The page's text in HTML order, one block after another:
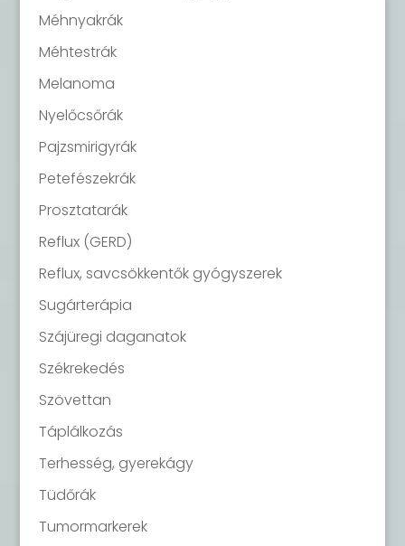
Méhnyakrák
Méhtestrák
Melanoma
Nyelőcsőrák
Pajzsmirigyrák
Petefészekrák
Prosztatarák
Reflux (GERD)
Reflux, savcsökkentők gyógyszerek
Sugárterápia
Szájüregi daganatok
Székrekedés
Szövettan
Táplálkozás
Terhesség, gyerekágy
Tüdőrák
Tumormarkerek